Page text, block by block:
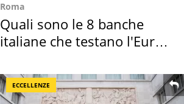
Roma
Quali sono le 8 banche
italiane che testano l'Euro
ECCELLENZE